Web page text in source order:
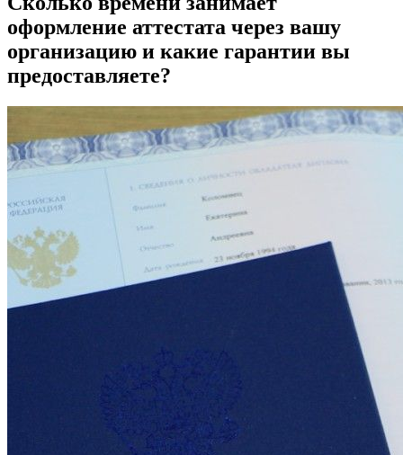
оформление аттестата через вашу
организацию и какие гарантии вы
предоставляете?